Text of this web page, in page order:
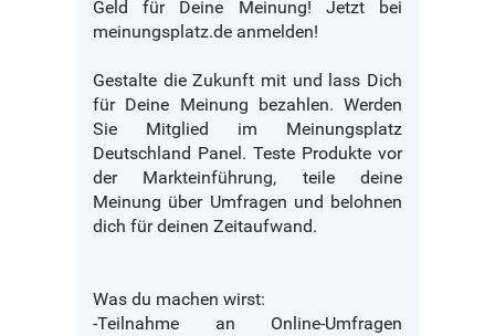
Geld für Deine Meinung! Jetzt bei
meinungsplatz.de anmelden!
Gestalte die Zukunft mit und lass Dich
für Deine Meinung bezahlen. Werden
Sie Mitglied im Meinungsplatz
Deutschland Panel. Teste Produkte vor
der Markteinführung, teile deine
Meinung über Umfragen und belohnen
dich für deinen Zeitaufwand.
Was du machen wirst:
-Teilnahme an Online-Umfragen